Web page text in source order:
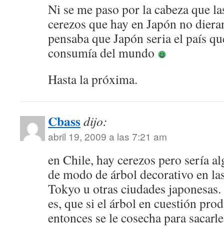
Ni se me paso por la cabeza que
cerezos que hay en Japón no
pensaba que Japón seria el país
consumía del mundo
Hasta la próxima.
Cbassdijo:
abril 19, 2009 a las 7:21 am
en Chile, hay cerezos pero sería
de modo de árbol decorativo en
Tokyo u otras ciudades
es, que si el árbol en cuestión
entonces se le cosecha para